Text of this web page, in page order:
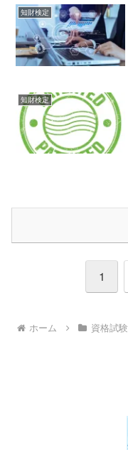
知財検定
知財検定
1
ホーム 資格試験